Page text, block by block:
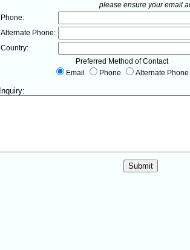
please ensure your email
Phone:
Alternate Phone:
Country:
Preferred Method of Contact
Email
Phone Alternate Phone
Inquiry: